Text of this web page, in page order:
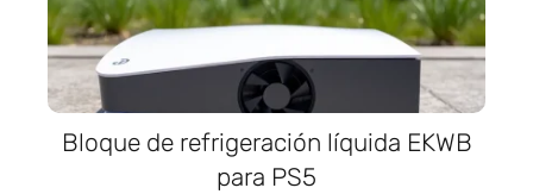
Bloque de refrigeración líquida EKWB
para PS5